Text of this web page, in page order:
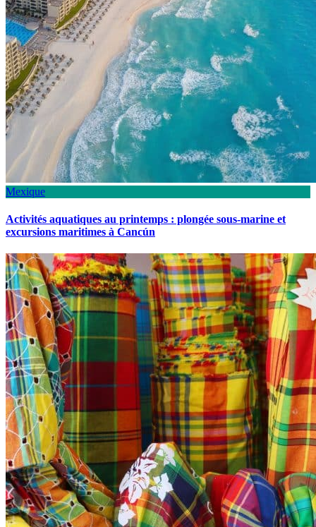
Mexique
Activités aquatiques au printemps : plongée sous-marine et
excursions maritimes à Cancún